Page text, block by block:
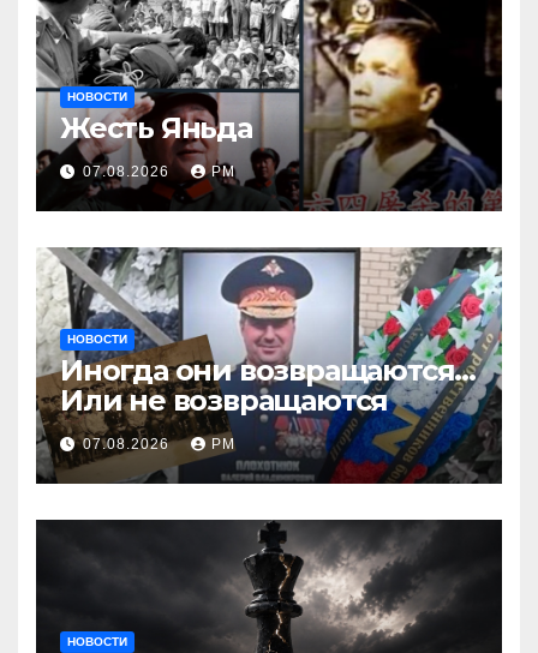
НОВОСТИ
Жесть Яньда
07.08.2026 РМ
НОВОСТИ
Иногда они возвращаются…
Или не возвращаются
07.08.2026 РМ
НОВОСТИ